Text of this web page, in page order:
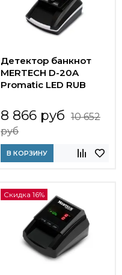
Детектор банкнот
MERTECH D-20A
Promatic LED RUB
8 866 руб 10 652
руб
В КОРЗИНУ
Скидка 16%